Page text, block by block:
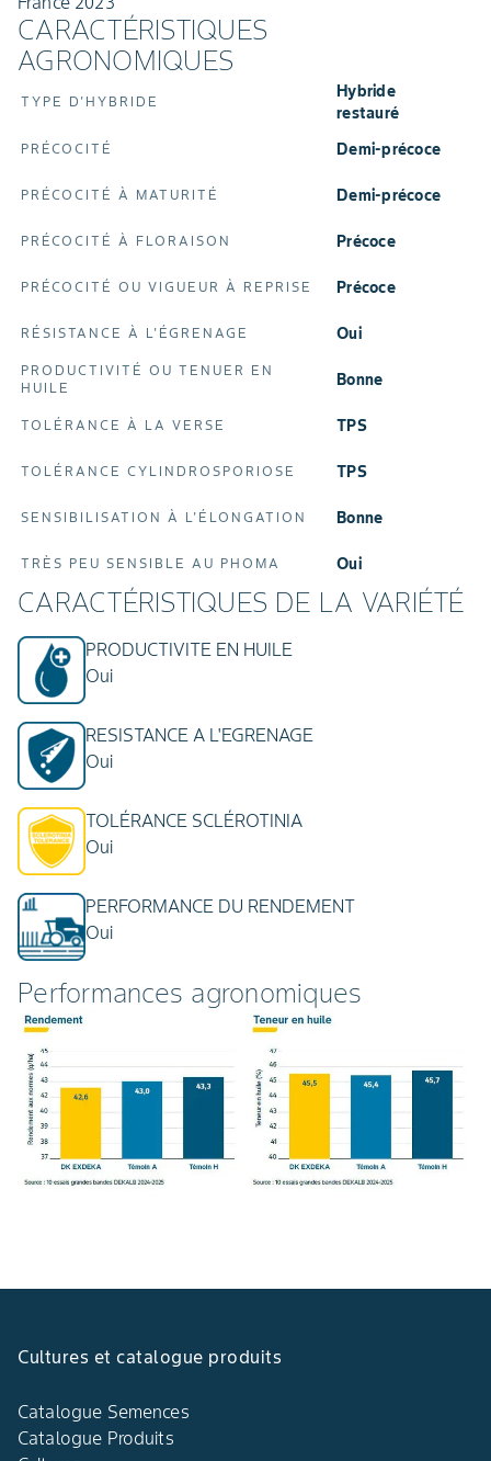
CARACTÉRISTIQUES
AGRONOMIQUES
TYPE D'HYBRIDE
Hybride
restauré
PRÉCOCITÉ Demi-précoce
PRÉCOCITÉ À MATURITÉ Demi-précoce
PRÉCOCITÉ À FLORAISON Précoce
PRÉCOCITÉ OU VIGUEUR À REPRISE Précoce
RÉSISTANCE À L'ÉGRENAGE oui
PRODUCTIVITÉ OU TENUER EN
HUILE
Bonne
TOLÉRANCE À LA VERSE TPS
TOLÉRANCE CYLINDROSPORIOSE TPS
SENSIBILISATION À L'ÉLONGATION Bonne
TRÈS PEU SENSIBLE AU PHOMA oui
CARACTÉRISTIQUES DE LA VARIÉTÉ
PRODUCTIVITE EN HUILE
Oui
RESISTANCE A L'EGRENAGE
Oui
TOLÉRANCE SCLÉROTINIA
Oui
PERFORMANCE DU RENDEMENT
Oui
Performances agronomiques
Cultures et catalogue produits
Catalogue Semences
Catalogue Produits